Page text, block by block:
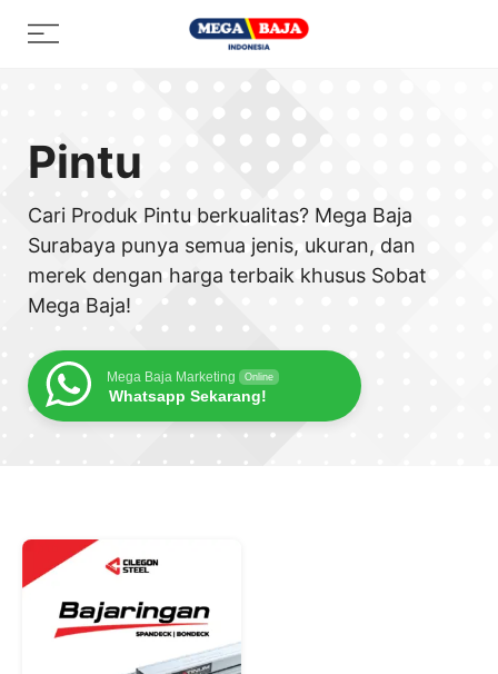
Menu
Pintu
Cari Produk Pintu berkualitas? Mega Baja
Surabaya punya semua jenis, ukuran, dan
merek dengan harga terbaik khusus Sobat
Mega Baja!
Mega Baja Marketing Online
Whatsapp Sekarang!